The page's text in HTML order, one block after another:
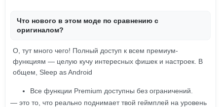
Что нового в этом моде по сравнению с
оригиналом?
О, тут много чего! Полный доступ к всем премиум-
функциям — целую кучу интересных фишек и настроек. В
общем, Sleep as Android
Все функции Premium доступны без ограничений.
— это то, что реально поднимает твой геймплей на уровень